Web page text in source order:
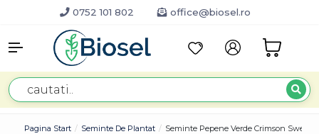
0752 101 802 office@biosel.ro
Pagina Start Seminte De Plantat Seminte Pepene Verde Crimson Sweet